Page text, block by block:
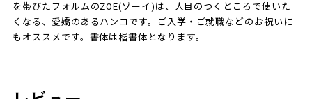
を帯びたフォルムのZOE(ゾーイ)は、人目のつくところで使いた
くなる、愛嬌のあるハンコです。ご入学・ご就職などのお祝いに
もオススメです。書体は楷書体となります。